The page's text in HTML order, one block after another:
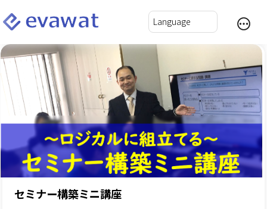
セミナー構築ミニ講座